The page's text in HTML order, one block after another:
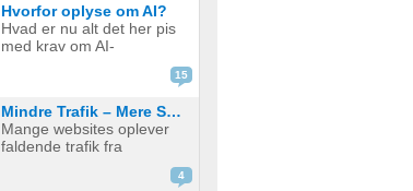
Hvorfor oplyse om AI?
Hvad er nu alt det her pis
med krav om AI-
have det. Spotify vil have
hopper også med på
vognen. Men… hvorfor
egentlig? OK, boomer –
15
Mindre Trafik – Mere Salg
Mange websites oplever
faldende trafik fra
Google. Nogle mistænker4